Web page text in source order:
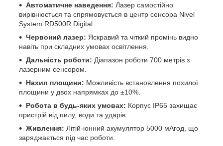
Автоматичне наведення: Лазер самостійно
вирівнюється та спрямовується в центр сенсора Nivel
System RD500R Digital.
Червоний лазер: Яскравий та чіткий промінь видно
навіть при складних умовах освітлення.
Дальність роботи: Діапазон роботи 700 метрів з
лазерним сенсором.
Нахил площини: Можливість встановлення похилої
площини у двох напрямках до ±10%.
Робота в будь-яких умовах: Корпус IP65 захищає
пристрій від пилу, води та ударів.
Живлення: Літій-іонний акумулятор 5000 мАгод, що
заряджається під час роботи.